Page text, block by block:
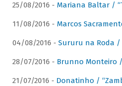
25/08/2016 - Mariana Baltar /
11/08/2016 - Marcos
04/08/2016 - Sururu na Roda /
28/07/2016 - Brunno Monteiro
21/07/2016 - Donatinho /